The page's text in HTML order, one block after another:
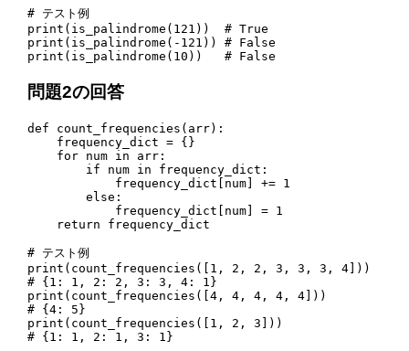
# テスト例
print(is_palindrome(121))  # True
print(is_palindrome(-121)) # False
print(is_palindrome(10))   # False
問題2の回答
def count_frequencies(arr):
        else:
# テスト例
print(count_frequencies([1, 2, 2, 3, 3, 3, 4]))
# {1: 1, 2: 2, 3: 3, 4: 1}
print(count_frequencies([4, 4, 4, 4, 4]))
# {4: 5}
print(count_frequencies([1, 2, 3]))
# {1: 1, 2: 1, 3: 1}